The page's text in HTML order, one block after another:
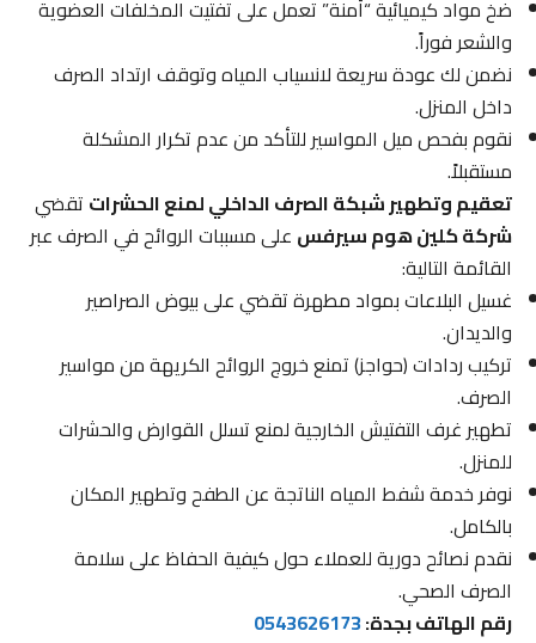
ضخ مواد كيميائية “أمنة” تعمل على تفتيت المخلفات العضوية
والشعر فوراً.
نضمن لك عودة سريعة لانسياب المياه وتوقف ارتداد الصرف
داخل المنزل.
نقوم بفحص ميل المواسير للتأكد من عدم تكرار المشكلة
مستقبلاً.
تعقيم وتطهير شبكة الصرف الداخلي لمنع الحشراتتقضي
شركة كلين هوم سيرفسعلى مسببات الروائح في الصرف عبر
القائمة التالية:
غسيل البلاعات بمواد مطهرة تقضي على بيوض الصراصير
والديدان.
تركيب ردادات (حواجز) تمنع خروج الروائح الكريهة من مواسير
الصرف.
تطهير غرف التفتيش الخارجية لمنع تسلل القوارض والحشرات
للمنزل.
نوفر خدمة شفط المياه الناتجة عن الطفح وتطهير المكان
بالكامل.
نقدم نصائح دورية للعملاء حول كيفية الحفاظ على سلامة
الصرف الصحي.
رقم الهاتف بجدة:0543626173